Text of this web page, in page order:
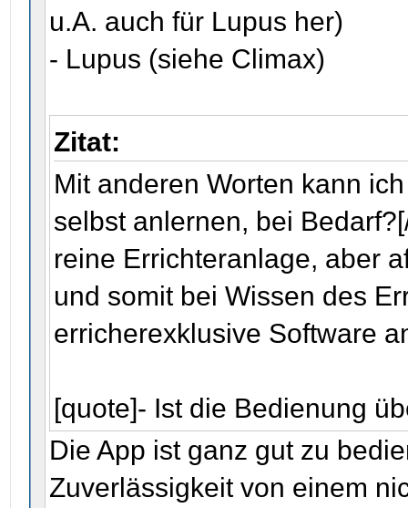
u.A. auch für Lupus her)
- Lupus (siehe Climax)
Zitat:
Mit anderen Worten kann
selbst anlernen, bei
reine Errichteranlage, aber
und somit bei Wissen des
erricherexklusive Software
[quote]- Ist die Bedienung
Die App ist ganz gut zu
Zuverlässigkeit von einem